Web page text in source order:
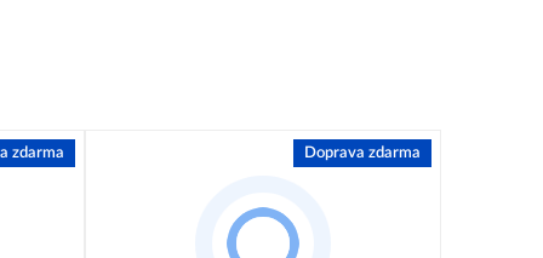
zdarma Doprava zdarma